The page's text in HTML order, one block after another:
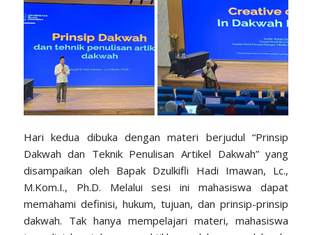
Hari kedua dibuka dengan materi berjudul “Prinsip
Dakwah dan Teknik Penulisan Artikel Dakwah” yang
disampaikan oleh Bapak Dzulkifli Hadi Imawan, Lc.,
M.Kom.I., Ph.D. Melalui sesi ini mahasiswa dapat
memahami definisi, hukum, tujuan, dan prinsip-prinsip
dakwah. Tak hanya mempelajari materi, mahasiswa